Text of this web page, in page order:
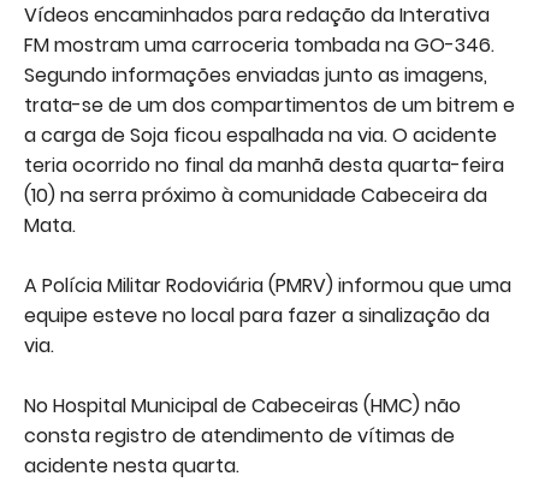
Vídeos encaminhados para redação da Interativa
FM mostram uma carroceria tombada na GO-346.
Segundo informações enviadas junto as imagens,
trata-se de um dos compartimentos de um bitrem e
a carga de Soja ficou espalhada na via. O acidente
teria ocorrido no final da manhã desta quarta-feira
(10) na serra próximo à comunidade Cabeceira da
Mata.
A Polícia Militar Rodoviária (PMRV) informou que uma
equipe esteve no local para fazer a sinalização da
via.
No Hospital Municipal de Cabeceiras (HMC) não
consta registro de atendimento de vítimas de
acidente nesta quarta.